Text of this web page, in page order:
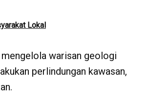
Lokal
mengelola warisan geologi
perlindungan kawasan,